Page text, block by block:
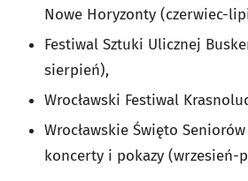
Nowe Horyzonty (czerwiec-
Festiwal Sztuki Ulicznej
sierpień),
Wrocławski Festiwal
Wrocławskie Święto Seniorów
koncerty i pokazy (wrzesień-